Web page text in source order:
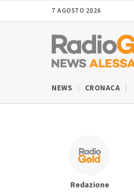
7 AGOSTO 2026
NEWS CRONACA
Redazione